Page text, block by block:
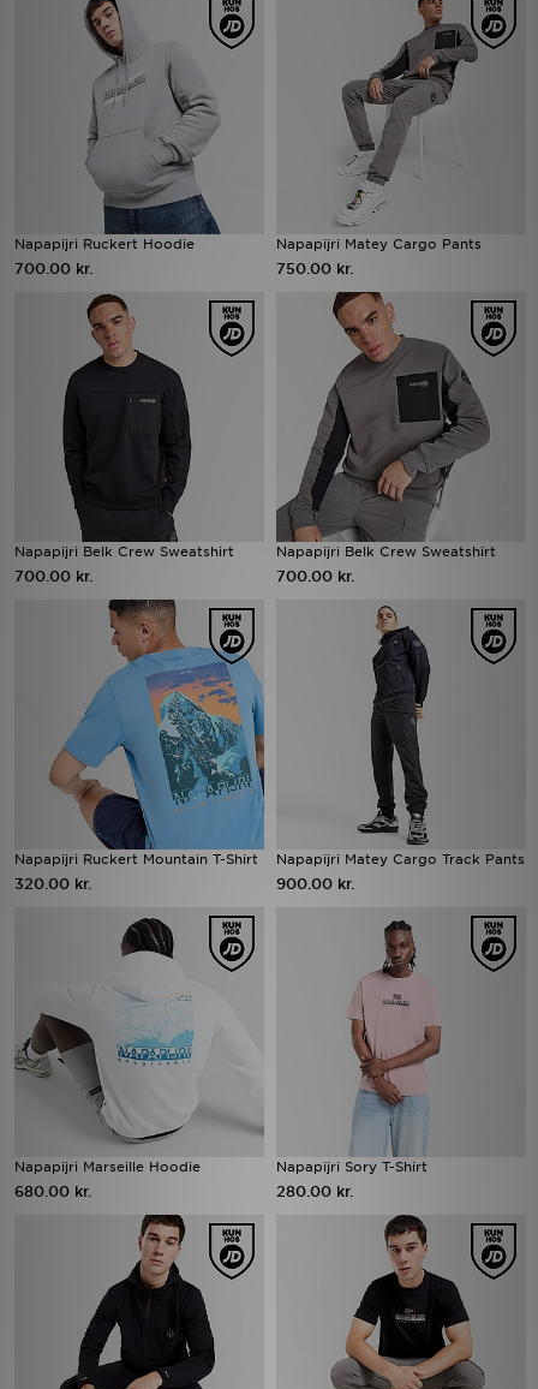
Napapijri Ruckert Hoodie
700.00 kr.
Napapijri Matey Cargo Pants
750.00 kr.
Napapijri Belk Crew Sweatshirt
700.00 kr.
Napapijri Belk Crew Sweatshirt
700.00 kr.
Napapijri Ruckert Mountain T-Shirt
320.00 kr.
Napapijri Matey Cargo Track Pants
900.00 kr.
Napapijri Marseille Hoodie
680.00 kr.
Napapijri Sory T-Shirt
280.00 kr.